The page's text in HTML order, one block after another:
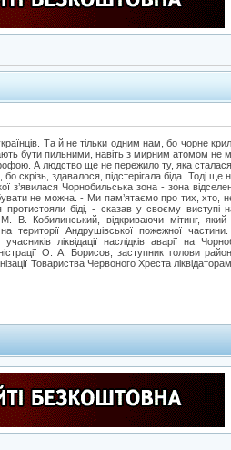
Та й не тільки одним нам, бо чорне
бути пильними, навіть з мирним атомом не
А людство ще не пережило ту, яка
скрізь, здавалося, підстерігала біда. Тоді
з’явилася Чорнобильська зона - зона
не можна. - Ми пам’ятаємо про тих, хто,
протистояли біді, - сказав у своєму виступі
Кобилинський, відкриваючи мітинг, який
Андрушівської пожежної частини.
ліквідації наслідків аварії на
О. А. Борисов, заступник голови
Товариства Червоного Хреста